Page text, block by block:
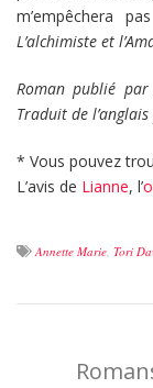
m’empêchera
L’alchimiste et
Roman publié
Traduit de
* Vous pouvez
L’avis de Lianne, l’
Annette Marie, Tori